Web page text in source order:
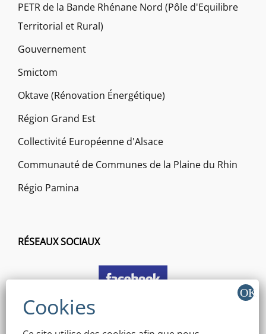
PETR de la Bande Rhénane Nord (Pôle d'Equilibre
Territorial et Rural)
Gouvernement
Smictom
Oktave (Rénovation Énergétique)
Région Grand Est
Collectivité Européenne d'Alsace
Communauté de Communes de la Plaine du Rhin
Régio Pamina
RÉSEAUX SOCIAUX